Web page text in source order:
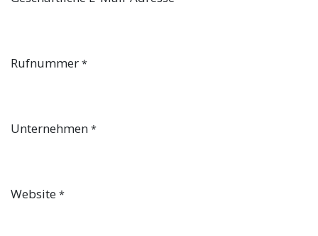
Rufnummer *
Unternehmen *
Website *